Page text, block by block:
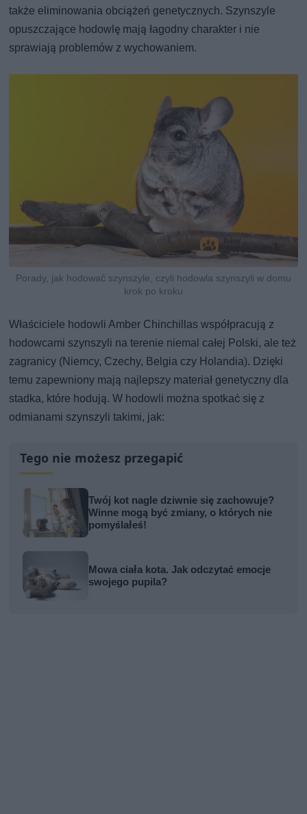
także eliminowania obciążeń genetycznych. Szynszyle
opuszczające hodowlę mają łagodny charakter i nie
sprawiają problemów z wychowaniem.
Porady, jak hodować szynszyle, czyli hodowla szynszyli w domu
krok po kroku
Właściciele hodowli Amber Chinchillas współpracują z
hodowcami szynszyli na terenie niemal całej Polski, ale też
zagranicy (Niemcy, Czechy, Belgia czy Holandia). Dzięki
temu zapewniony mają najlepszy materiał genetyczny dla
stadka, które hodują. W hodowli można spotkać się z
odmianami szynszyli takimi, jak:
Tego nie możesz przegapić
Twój kot nagle dziwnie się zachowuje?
Winne mogą być zmiany, o których nie
pomyślałeś!
Mowa ciała kota. Jak odczytać emocje
swojego pupila?